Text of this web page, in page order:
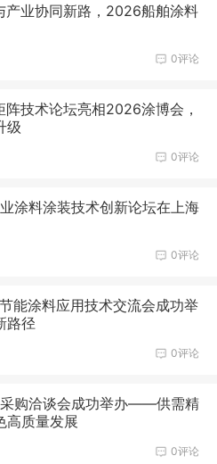
产业协同新路，2026船舶涂料
0评论
技术论坛亮相2026涂博会，
级
0评论
涂料涂装技术创新论坛在上海
0评论
能涂料应用技术交流会成功举
路径
0评论
购洽谈会成功举办——供需精
高质量发展
0评论